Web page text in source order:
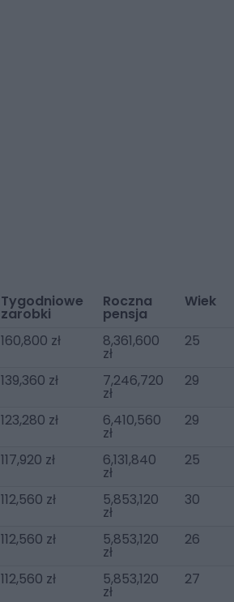
Tygodniowe
zarobki
Roczna
pensja
Wiek
160,800 zł 8,361,600
zł
25
139,360 zł 7,246,720
zł
29
123,280 zł 6,410,560
zł
29
117,920 zł 6,131,840
zł
25
112,560 zł 5,853,120
zł
30
112,560 zł 5,853,120
zł
26
112,560 zł 5,853,120
zł
27